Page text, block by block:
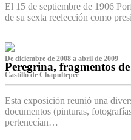
El 15 de septiembre de 1906
de su sexta reelección como
De diciembre de 2008 a abril de 2009
Peregrina, fragmentos
Castillo de Chapultepec
Esta exposición reunió una
documentos (pinturas,
pertenecían…